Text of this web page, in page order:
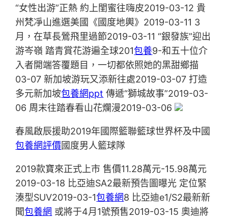
“女性出游”正熱 約上閨蜜往嗨皮2019-03-12 貴
州梵凈山進選美國《國度地輿》2019-03-11 3
月，在草長鶯飛里過節2019-03-11 “銀發族”迎出
游岑嶺 踏青賞花游遍全球201包養9-和五十位介
入者開端答覆題目，一切都依照她的黑甜鄉描
03-07 新加坡游玩又添新往處2019-03-07 打造
多元新加坡包養網ppt 傳遞“獅城故事”2019-03-
06 周末往踏春看山花爛漫2019-03-06
春風啟辰援助2019年國際籃聯籃球世界杯及中國
包養網評價國度男人籃球隊
2019款寶來正式上市 售價11.28萬元-15.98萬元
2019-03-18 比亞迪SA2最新預告圖曝光 定位緊
湊型SUV2019-03-1包養網8 比亞迪e1/S2最新新
聞包養網 或將于4月1號預售2019-03-15 奧迪將